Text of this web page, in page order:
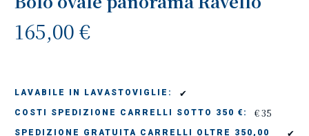
165,00 €
LAVABILE IN LAVASTOVIGLIE: ✔
COSTI SPEDIZIONE CARRELLI SOTTO 350 €: € 35
SPEDIZIONE GRATUITA CARRELLI OLTRE 350,00
✔